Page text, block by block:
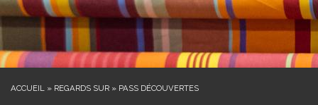
ACCUEIL » REGARDS SUR » PASS DÉCOUVERTES